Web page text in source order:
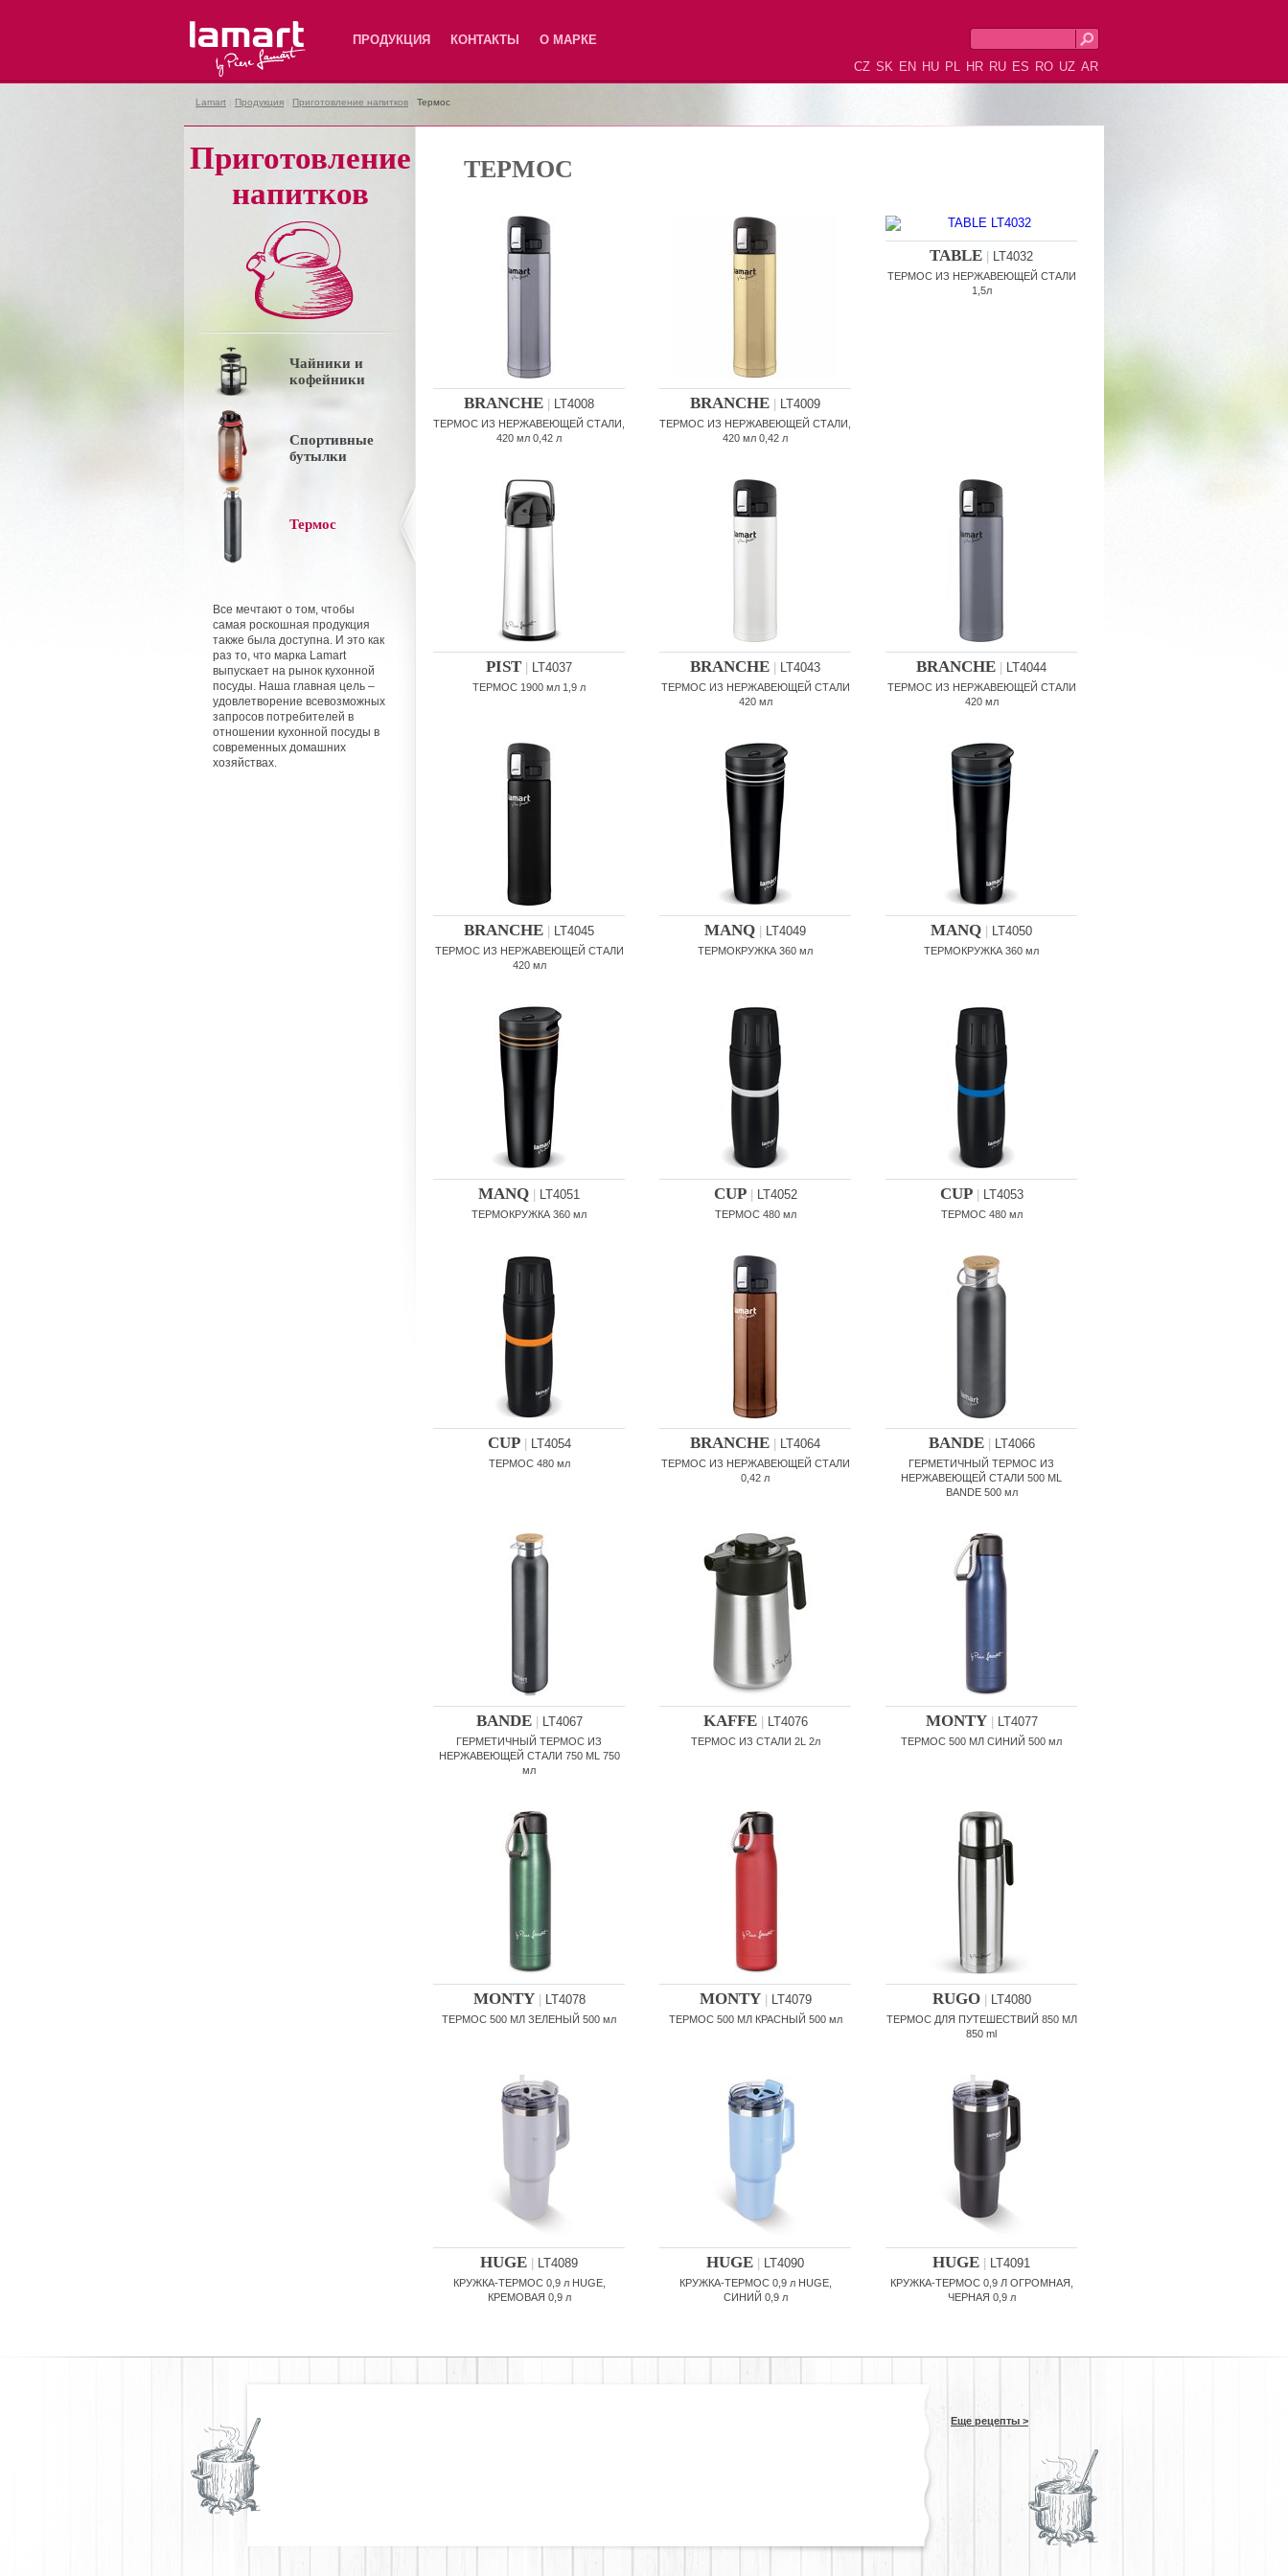
Lamart ПРОДУКЦИЯ КОНТАКТЫ
О МАРКЕ
CZ SK EN HU PL HR RU ES RO UZ AR
Lamart Продукция Приготовление напитков Термос
Приготовление
напитков
Чайники и
кофейники
Спортивные
бутылки
Термос
Все мечтают о том, чтобы
самая роскошная продукция
также была доступна. И это как
раз то, что марка Lamart
выпускает на рынок кухонной
посуды. Наша главная цель –
удовлетворение всевозможных
запросов потребителей в
отношении кухонной посуды в
современных домашних
хозяйствах.
ТЕРМОС
BRANCHE LT4008
ТЕРМОС ИЗ НЕРЖАВЕЮЩЕЙ СТАЛИ,
420 мл 0,42 л
BRANCHE LT4009
ТЕРМОС ИЗ НЕРЖАВЕЮЩЕЙ СТАЛИ,
420 мл 0,42 л
TABLE LT4032
ТЕРМОС ИЗ НЕРЖАВЕЮЩЕЙ СТАЛИ
1,5л
PIST LT4037
ТЕРМОС 1900 мл 1,9 л
BRANCHE LT4043
ТЕРМОС ИЗ НЕРЖАВЕЮЩЕЙ СТАЛИ
420 мл
BRANCHE LT4044
ТЕРМОС ИЗ НЕРЖАВЕЮЩЕЙ СТАЛИ
420 мл
BRANCHE LT4045
ТЕРМОС ИЗ НЕРЖАВЕЮЩЕЙ СТАЛИ
420 мл
MANQ LT4049
ТЕРМОКРУЖКА 360 мл
MANQ LT4050
ТЕРМОКРУЖКА 360 мл
MANQ LT4051
ТЕРМОКРУЖКА 360 мл
CUP| LT4052
ТЕРМОС 480 мл
CUP| LT4053
ТЕРМОС 480 мл
CUP| LT4054
ТЕРМОС 480 мл
BRANCHE LT4064
ТЕРМОС ИЗ НЕРЖАВЕЮЩЕЙ СТАЛИ
0,42 л
BANDE| LT4066
ГЕРМЕТИЧНЫЙ ТЕРМОС ИЗ
НЕРЖАВЕЮЩЕЙ СТАЛИ 500 ML
BANDE 500 мл
BANDE| LT4067
ГЕРМЕТИЧНЫЙ ТЕРМОС ИЗ
НЕРЖАВЕЮЩЕЙ СТАЛИ 750 ML 750
мл
KAFFE| LT4076
ТЕРМОС ИЗ СТАЛИ 2L 2л
MONTY LT4077
ТЕРМОС 500 МЛ СИНИЙ 500 мл
MONTY LT4078
ТЕРМОС 500 МЛ ЗЕЛЕНЫЙ 500 мл
MONTY LT4079
ТЕРМОС 500 МЛ КРАСНЫЙ 500 мл
RUGO| LT4080
ТЕРМОС ДЛЯ ПУТЕШЕСТВИЙ 850 МЛ
850 ml
HUGE LT4089
КРУЖКА-ТЕРМОС 0,9 л HUGE,
КРЕМОВАЯ 0,9 л
HUGE LT4090
КРУЖКА-ТЕРМОС 0,9 л HUGE,
СИНИЙ 0,9 л
HUGE LT4091
КРУЖКА-ТЕРМОС 0,9 Л ОГРОМНАЯ,
ЧЕРНАЯ 0,9 л
Еще рецепты >